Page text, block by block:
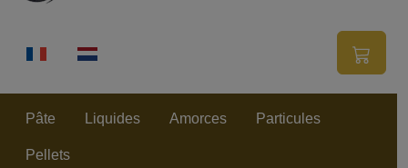
Pâte Liquides Amorces Particules
Pellets